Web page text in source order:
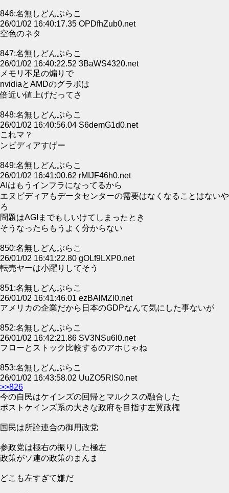
846:名無しどんぶらこ
26/01/02 16:40:17.35 OPDfhZub0.net
空色のネタ
847:名無しどんぶらこ
26/01/02 16:40:22.52 3BaWS4320.net
メモリ不足の煽りで
nvidiaとAMDのグラボは
倍近い値上げだってさ
848:名無しどんぶらこ
26/01/02 16:40:56.04 S6demG1d0.net
これマ？
ンビディアすげー
849:名無しどんぶらこ
26/01/02 16:41:00.62 rMIJF46h0.net
AIはもうインフラになってるから
エヌビディアもデータセンターの需要はなくなることはないや
ろ
問題はAGIまでもしいけてしまったとき
そうなったらもうよく分からない
850:名無しどんぶらこ
26/01/02 16:41:22.80 gOLf9LXP0.net
転売ヤーは小躍りしてそう
851:名無しどんぶらこ
26/01/02 16:41:46.01 ezBAlMZl0.net
アメリカの企業だから日本のGDPなんて気にした事ないが
852:名無しどんぶらこ
26/01/02 16:42:21.86 SV3NSu6I0.net
フローとストック比較するのアホじゃね
853:名無しどんぶらこ
26/01/02 16:43:58.02 UuZO5RlS0.net
>>826
今の自民はケインズの回帰とマルクスの融合した
ポストケインズ系の大きな政府を目指す左翼政権
国民は所詮連合の御用政党
参政党は極右の振りした極左
政策がソ連の政策のまんま
どこも左すぎて嫌だ